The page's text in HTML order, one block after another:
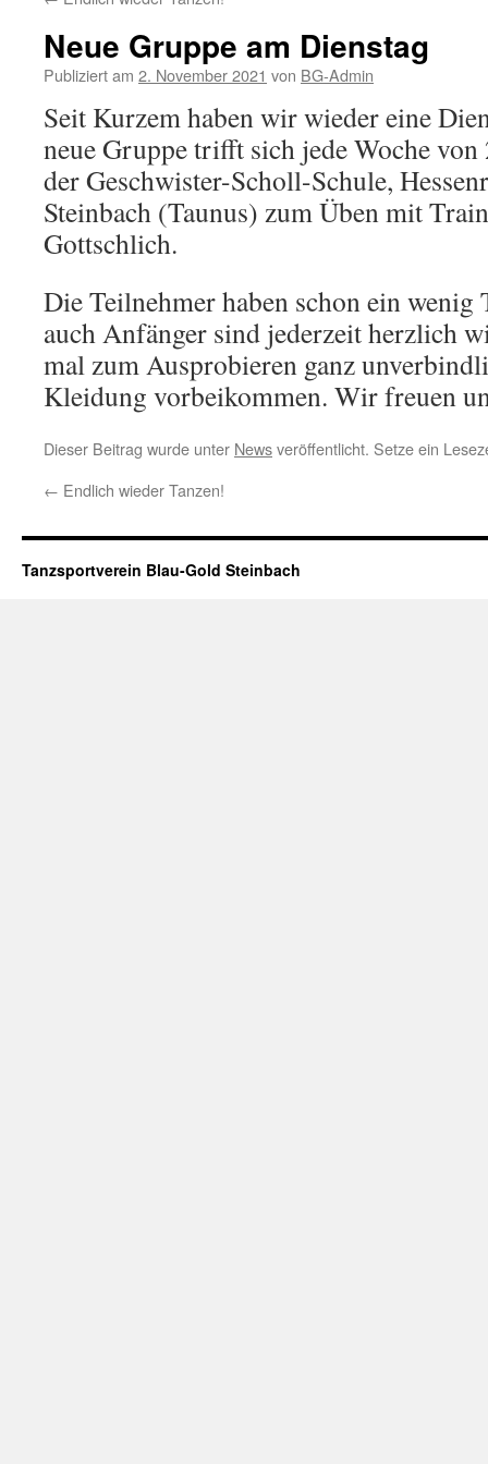
Neue Gruppe am Dienstag
Publiziert am 2. November 2021 von BG-Admin
Seit Kurzem haben wir wieder eine
neue Gruppe trifft sich jede Woche
der Geschwister-Scholl-Schule,
Steinbach (Taunus) zum Üben mit
Gottschlich.
Die Teilnehmer haben schon ein wenig
auch Anfänger sind jederzeit herzlich
mal zum Ausprobieren ganz
Kleidung vorbeikommen. Wir freuen
Dieser Beitrag wurde unter Newsveröffentlicht. Setze ein
← Endlich wieder Tanzen!
Tanzsportverein Blau-Gold Steinbach